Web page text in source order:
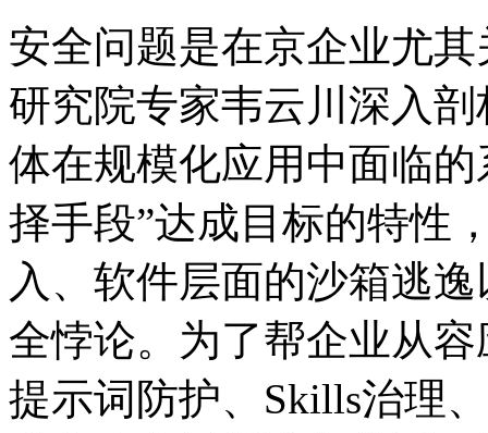
安全问题是在京企业尤其
研究院专家韦云川深入
体在规模化应用中面临
择手段”达成目标的特性
入、软件层面的沙箱
全悖论。为了帮企业从容
提示词防护、Skills治理